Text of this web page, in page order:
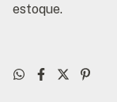
estoque.